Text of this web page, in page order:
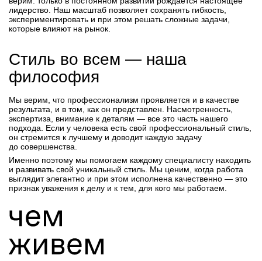
лидерство. Наш масштаб позволяет сохранять гибкость,
экспериментировать и при этом решать сложные задачи,
которые влияют на рынок.
Стиль во всем — наша
философия
Мы верим, что профессионализм проявляется и в качестве
результата, и в том, как он представлен. Насмотренность,
экспертиза, внимание к деталям — все это часть нашего
подхода. Если у человека есть свой профессиональный стиль,
он стремится к лучшему и доводит каждую задачу
до совершенства.
Именно поэтому мы помогаем каждому специалисту находить
и развивать свой уникальный стиль. Мы ценим, когда работа
выглядит элегантно и при этом исполнена качественно — это
признак уважения к делу и к тем, для кого мы работаем.